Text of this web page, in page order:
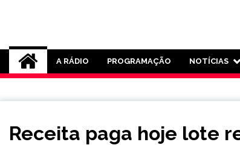
Rádio Aranãs
A RÁDIO PROGRAMAÇÃO NOTÍCIAS
NOTÍCIAS
Receita paga hoje lote